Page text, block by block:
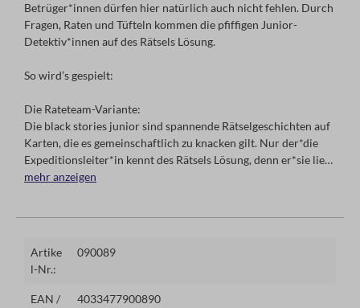
Betrüger*innen dürfen hier natürlich auch nicht fehlen. Durch
Fragen, Raten und Tüfteln kommen die pfiffigen Junior-
Detektiv*innen auf des Rätsels Lösung.
So wird’s gespielt:
Die Rateteam-Variante:
Die black stories junior sind spannende Rätselgeschichten auf
Karten, die es gemeinschaftlich zu knacken gilt. Nur der*die
Expeditionsleiter*in kennt des Rätsels Lösung, denn er*sie liest
das Rätsel auf der Vorderseite laut vor und darf zudem auch
Rätselprofi-Spielvariante:
Pro Spiel wird einee Rätselkarte gelöst. Nur die Spielleitung
kennt die Lösung und das Rateteam nähert sich dieser Schritt
mehr anzeigen
Artike
l-Nr.:
090089
EAN /
4033477900890